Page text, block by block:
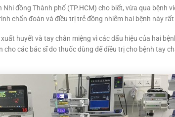
Nhi đồng Thành phố (TP.HCM) cho biết, vừa qua bệnh
chẩn đoán và điều trị trẻ đồng nhiễm hai bệnh này rất
huyết và tay chân miệng vì các dấu hiệu của hai
các bác sĩ do thuốc dùng để điều trị cho bệnh tay